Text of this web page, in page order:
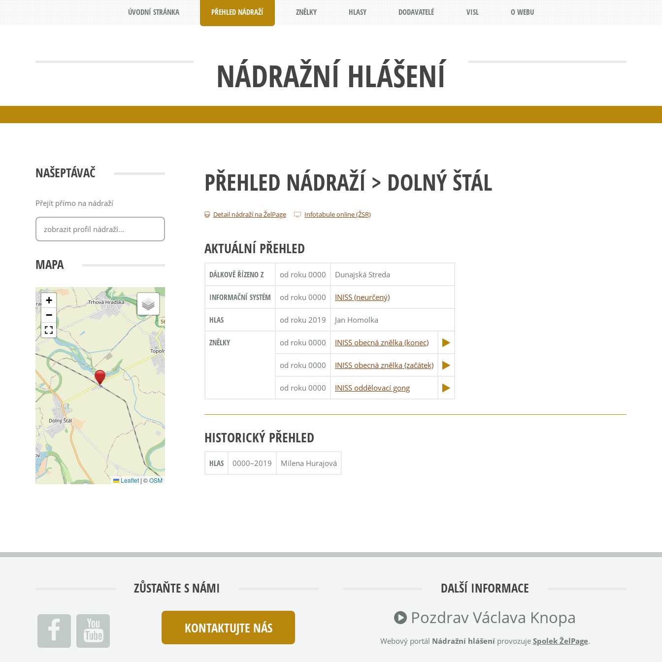
NÁDRAŽNÍ HLÁŠENÍ
ÚVODNÍ STRÁNKA PŘEHLED NÁDRAŽÍ ZNĚLKY HLASY DODAVATELÉ VISL O WEBU
NAŠEPTÁVAČ
Přejít přímo na nádraží
MAPA
+
−
Leaflet | ©OSM
PŘEHLED NÁDRAŽÍ > DOLNÝ ŠTÁL
Detail nádraží na ŽelPage Infotabule online (ŽSR)
AKTUÁLNÍ PŘEHLED
DÁLKOVĚ ŘÍZENO Z od roku 0000 Dunajská Streda
INFORMAČNÍ SYSTÉM od roku 0000 INISS (neurčený)
HLAS od roku 2019 Jan Homolka
ZNĚLKY od roku 0000 INISS obecná znělka (konec)
od roku 0000 INISS obecná znělka (začátek)
od roku 0000 INISS oddělovací gong
HISTORICKÝ PŘEHLED
HLAS 0000–2019 Milena Hurajová
ZŮSTAŇTE S NÁMI
KONTAKTUJTE NÁS
DALŠÍ INFORMACE
Pozdrav Václava Knopa
Webový portál Nádražní hlášeníprovozuje Spolek ŽelPage.